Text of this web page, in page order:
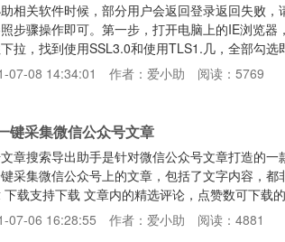
相关软件时候，部分用户会返回登录返回失败
步骤操作即可。第一步，打开电脑上的IE浏览
拉，找到使用SSL3.0和使用TLS1.几，全部勾选
07-08 14:34:01
作者：爱小助 阅读：5769
键采集微信公众号文章
章搜索导出助手是针对微信公众号文章打造的
采集微信公众号上的文章，包括了文字内容，
下载支持下载 文章内的精选评论，点赞数可下载
线保存到本地，支持图片按顺序排序可下载的
频(官方的模板)可将图片嵌入到h5页面中查看(注
07-06 16:28:55 作者：爱小助 阅读：4881